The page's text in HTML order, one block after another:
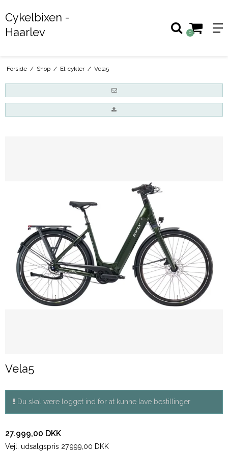
Cykelbixen -
Haarlev
0
Forside / Shop / El-cykler / Vela5
Vela5
Du skal være logget ind for at kunne lave bestillinger
27.999,00 DKK
Vejl. udsalgspris 27.999,00 DKK